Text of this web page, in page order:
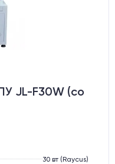
JL-F30W (со
30 вт (Raycus)